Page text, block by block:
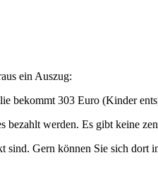
ein Auszug:
bekommt 303 Euro (Kinder
werden. Es gibt keine
sind. Gern können Sie sich dort